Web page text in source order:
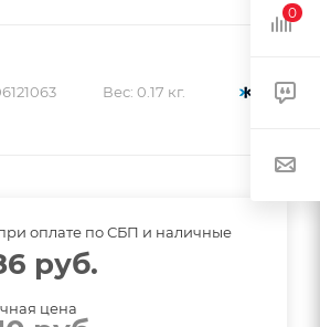
Вес: 0.17 кг.
оплате по СБП и наличные
руб.
цена
0